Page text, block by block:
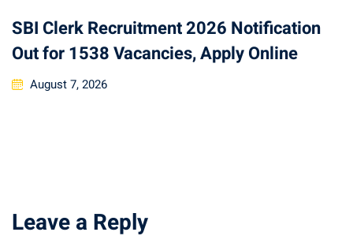
SBI Clerk Recruitment 2026 Notification
Out for 1538 Vacancies, Apply Online
August 7, 2026
Leave a Reply